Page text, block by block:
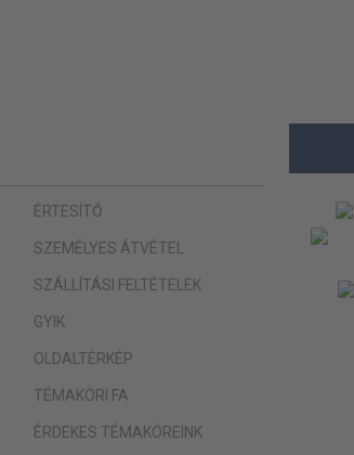
ÉRTESÍTŐ
SZEMÉLYES ÁTVÉTEL
SZÁLLÍTÁSI FELTÉTELEK
GYIK
OLDALTÉRKÉP
TÉMAKÖRI FA
ÉRDEKES TÉMAKÖREINK